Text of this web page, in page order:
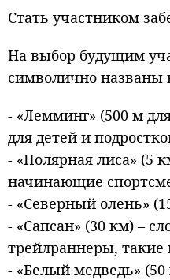
Стать участником
На выбор будущим
символично названы
- «Лемминг» (500 м
для детей и
- «Полярная лиса» (5
начинающие
- «Северный олень»
- «Сапсан» (30 км) –
трейлраннеры, такие
- «Белый медведь»